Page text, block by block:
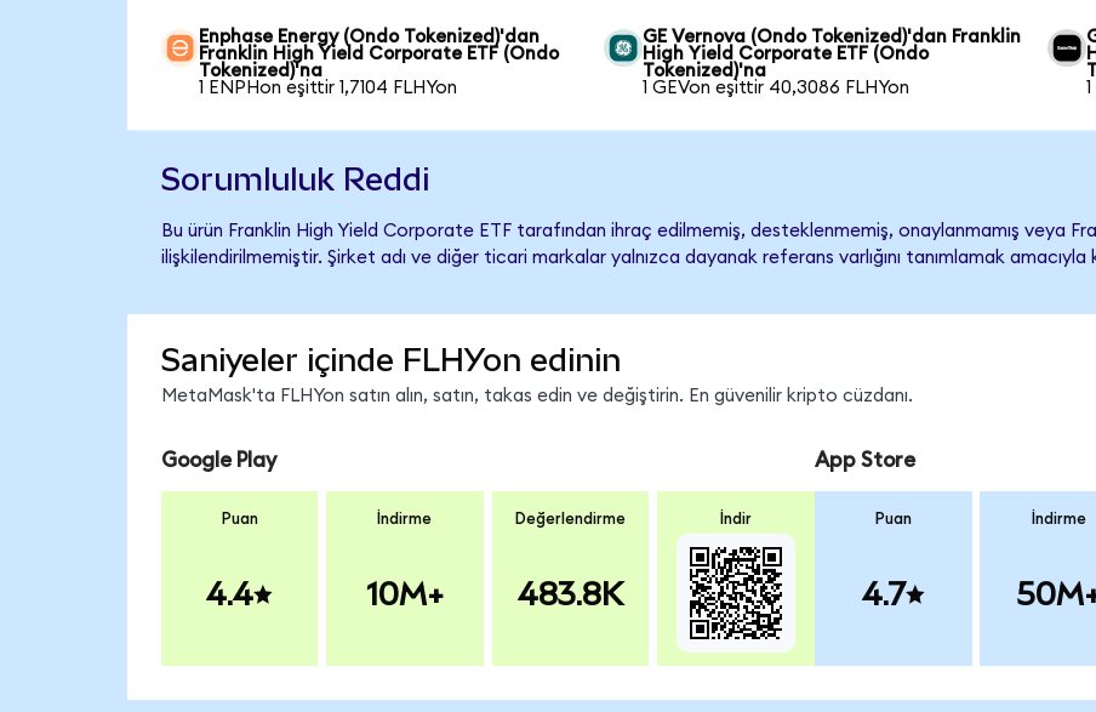
Enphase Energy (Ondo Tokenized)'dan
Franklin High Yield Corporate ETF (Ondo
Tokenized)'na
1 ENPHon eşittir 1,7104 FLHYon
GE Vernova (Ondo Tokenized)'dan Franklin
High Yield Corporate ETF (Ondo
Tokenized)'na
1 GEVon eşittir 40,3086 FLHYon
Sorumluluk Reddi
Bu ürün Franklin High Yield Corporate ETF tarafından ihraç edilmemiş, desteklenmemiş, onaylanmamış veya
ilişkilendirilmemiştir. Şirket adı ve diğer ticari markalar yalnızca dayanak referans varlığını tanımlamak amacıyla
Saniyeler içinde FLHYon edinin
MetaMask'ta FLHYon satın alın, satın, takas edin ve değiştirin. En güvenilir kripto cüzdanı.
Google Play
Puan
4.4
İndirme
10M+
Değerlendirme
483.8K
İndir
App Store
Puan
4.7
İndirme